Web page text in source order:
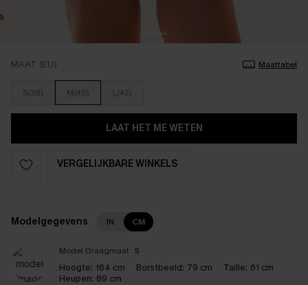
MAAT (EU) Maattabel
S(38) M(40) L(42)
LAAT HET ME WETEN
VERGELIJKBARE WINKELS
Modelgegevens IN CM
Model Draagmaat: S
Hoogte: 164 cm Borstbeeld: 79 cm Taille: 61 cm
Heupen: 89 cm